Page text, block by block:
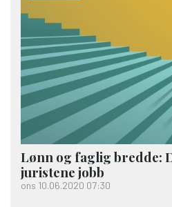
Lønn og faglig bredde:
juristene jobb
ons 10.06.2020 07:30